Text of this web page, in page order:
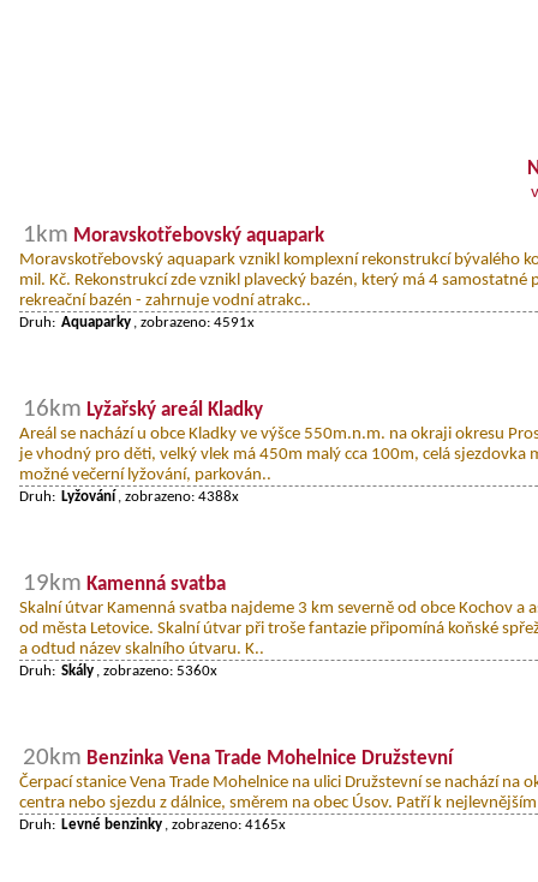
1km Moravskotřebovský aquapark
Moravskotřebovský aquapark vznikl komplexní rekonstrukcí bývalého
mil. Kč. Rekonstrukcí zde vznikl plavecký bazén, který má 4 samostatné
rekreační bazén - zahrnuje vodní atrakc..
Druh: Aquaparky , zobrazeno: 4591x
16km Lyžařský areál Kladky
Areál se nachází u obce Kladky ve výšce 550m.n.m. na okraji okresu
je vhodný pro děti, velký vlek má 450m malý cca 100m, celá sjezdovka
možné večerní lyžování, parkován..
Druh: Lyžování , zobrazeno: 4388x
19km Kamenná svatba
Skalní útvar Kamenná svatba najdeme 3 km severně od obce Kochov a
od města Letovice. Skalní útvar při troše fantazie připomíná koňské
a odtud název skalního útvaru. K..
Druh: Skály , zobrazeno: 5360x
20km Benzinka Vena Trade Mohelnice Družstevní
Čerpací stanice Vena Trade Mohelnice na ulici Družstevní se nachází na
centra nebo sjezdu z dálnice, směrem na obec Úsov. Patří k
Druh: Levné benzinky , zobrazeno: 4165x